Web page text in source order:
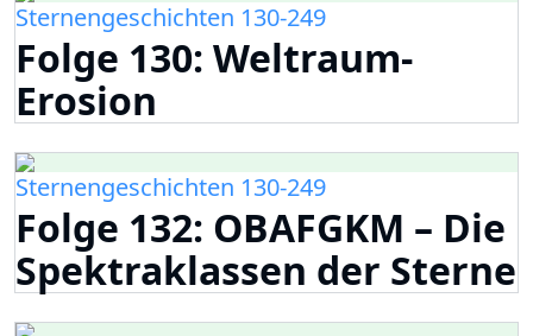
Sternengeschichten 130-249
Folge 130: Weltraum-
Erosion
Sternengeschichten 130-249
Folge 132: OBAFGKM – Die
Spektraklassen der Sterne